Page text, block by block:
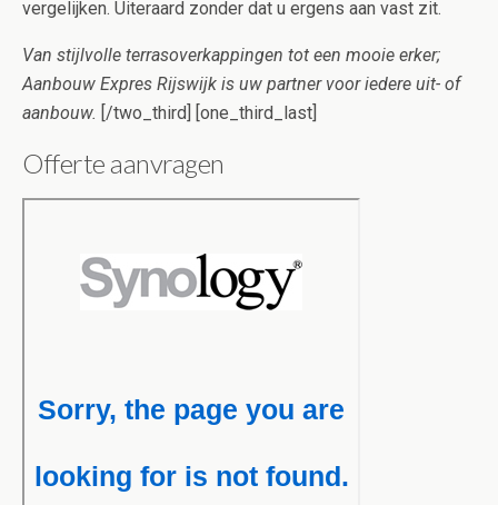
vergelijken. Uiteraard zonder dat u ergens aan vast zit.
Van stijlvolle terrasoverkappingen tot een mooie erker;
Aanbouw Expres Rijswijk is uw partner voor iedere uit- of
aanbouw. [/two_third] [one_third_last]
Offerte aanvragen